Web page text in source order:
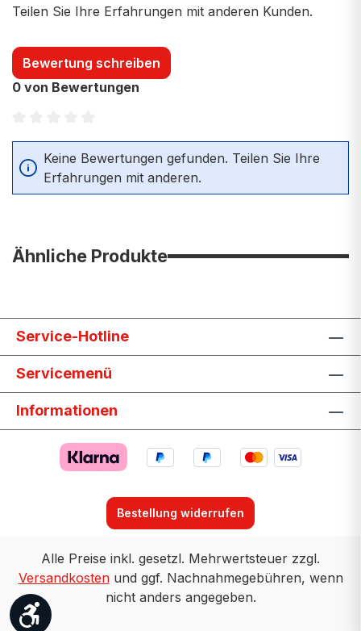
Teilen Sie Ihre Erfahrungen mit anderen Kunden.
Bewertung schreiben
0 von Bewertungen
Durchschnittliche Bewertung von 0 von 5 Sternen
Keine Bewertungen gefunden. Teilen Sie Ihre
Erfahrungen mit anderen.
Ähnliche Produkte
Service-Hotline
Servicemenü
Informationen
Bestellung widerrufen
Alle Preise inkl. gesetzl. Mehrwertsteuer zzgl.
Versandkostenund ggf. Nachnahmegebühren, wenn
nicht anders angegeben.
Werkzeugleiste anzeigen